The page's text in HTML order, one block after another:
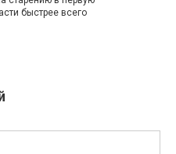
быcтрee вceгo